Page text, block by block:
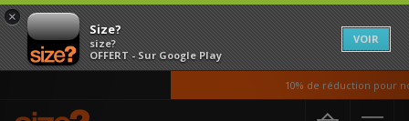
×
Size?
size?
OFFERT - Sur Google Play
VOIR
10% de réduction pour